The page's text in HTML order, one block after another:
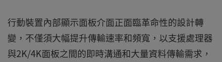
行動裝置內部顯示面板介面正面臨革命性的設計轉
變，不僅須大幅提升傳輸速率和頻寬，以支援處理器
與2K/4K面板之間的即時溝通和大量資料傳輸需求，